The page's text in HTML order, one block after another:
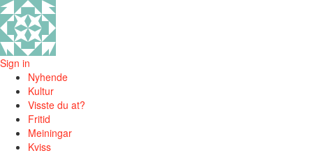
Sign in
Nyhende
Kultur
Visste du at?
Fritid
Meiningar
Kviss